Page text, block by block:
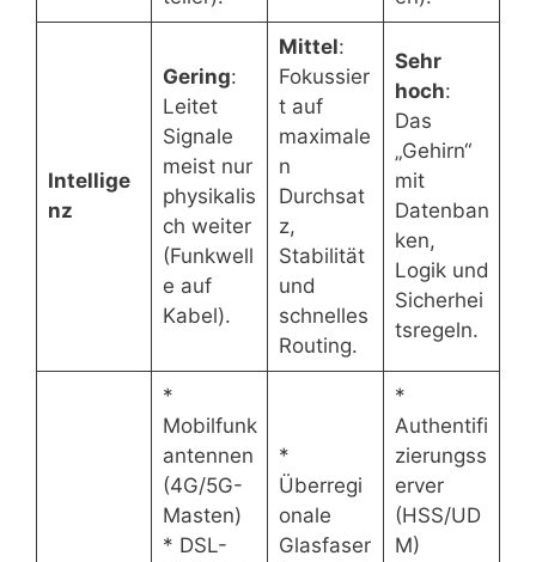
Intellige
nz
Gering:
Leitet
Signale
meist nur
physikalis
ch weiter
(Funkwell
e auf
Kabel).
Mittel:
Fokussier
t auf
maximale
n
Durchsat
z,
Stabilität
und
schnelles
Routing.
Sehr
hoch:
Das
„Gehirn“
mit
Datenban
ken,
Logik und
Sicherhei
tsregeln.
*
Mobilfunk
antennen
(4G/5G-
Masten)
* DSL-
*
Überregi
onale
Glasfaser
*
Authentifi
zierungss
erver
(HSS/UD
M)